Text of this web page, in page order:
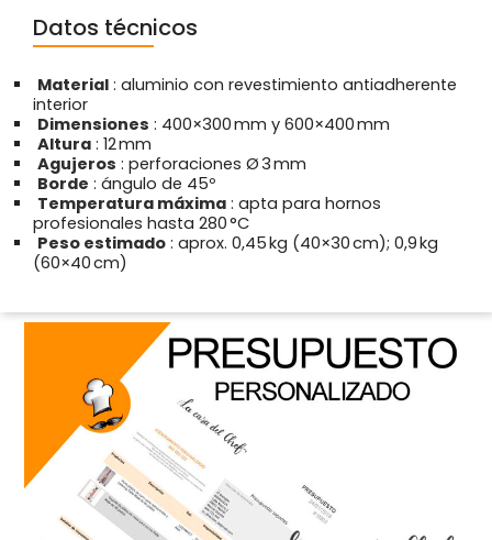
Datos técnicos
Material : aluminio con revestimiento antiadherente
interior
Dimensiones : 400×300 mm y 600×400 mm
Altura : 12 mm
Agujeros : perforaciones Ø 3 mm
Borde : ángulo de 45º
Temperatura máxima : apta para hornos
profesionales hasta 280 °C
Peso estimado : aprox. 0,45 kg (40×30 cm); 0,9 kg
(60×40 cm)